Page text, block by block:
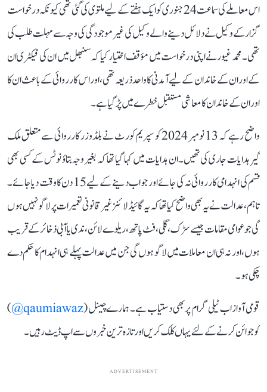
اس معاملے کی سماعت 24 جنوری کو ایک ہفتے کے لیے ملتوی کی گئی تھی کیونکہ درخواست
گزار کے وکیل نے دلائل دینے والے وکیل کی غیر موجودگی کی وجہ سے مہلت طلب کی
تھی۔ محمد غیور نے اپنی درخواست میں مؤقف اختیار کیا کہ سنبھل میں ان کی فیکٹری ان
کے اور ان کے خاندان کے لیے آمدنی کا واحد ذریعہ تھی، اور اس کارروائی کے باعث ان کا
اور ان کے خاندان کا معاشی مستقبل خطرے میں پڑ گیا ہے۔
واضح رہے کہ 13 نومبر 2024 کو سپریم کورٹ نے بلڈوزر کارروائی سے متعلق ملک
گیر ہدایات جاری کی تھیں۔ ان ہدایات میں کہا گیا تھا کہ بغیر وجہ بتاؤ نوٹس کے کسی بھی
قسم کی انہدامی کارروائی نہ کی جائے اور جواب دینے کے لیے 15 دن کا وقت دیا جائے۔
تاہم، عدالت نے یہ بھی واضح کیا تھا کہ یہ گائیڈ لائنز غیر قانونی تعمیرات پر لاگو نہیں ہوں
گی جو عوامی مقامات جیسے سڑک، گلی، فٹ پاتھ، ریلوے لائن، ندی یا آبی ذخائر کے قریب
ہوں، اور نہ ہی ان معاملات میں لاگو ہوں گی جن میں عدالت پہلے ہی انہدام کا حکم دے
چکی ہو۔
قومی آواز اب ٹیلی گرام پر بھی دستیاب ہے۔ ہمارے چینل (qaumiawaz@
)
کو جوائن کرنے کے لئے یہاں کلک کریں اور تازہ ترین خبروں سے اپ ڈیٹ رہیں۔
ADVERTISEMENT